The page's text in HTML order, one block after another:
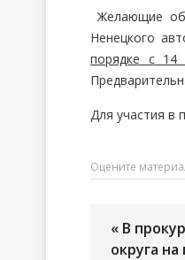
Желающие
Ненецкого
порядке с 14
Для участия в
Оцените
« В
округа